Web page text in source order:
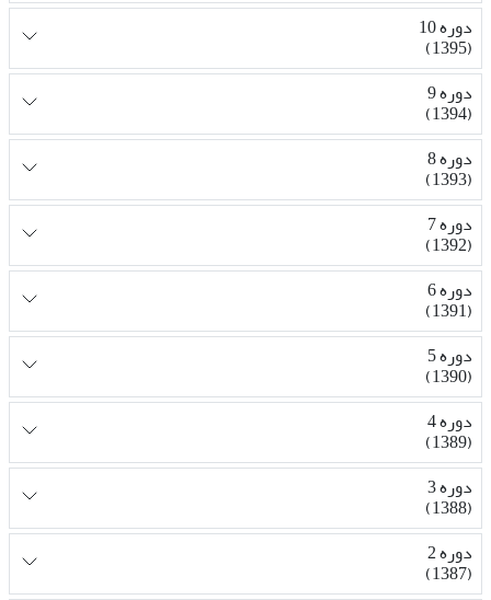
دوره 10
(1395)
دوره 9
(1394)
دوره 8
(1393)
دوره 7
(1392)
دوره 6
(1391)
دوره 5
(1390)
دوره 4
(1389)
دوره 3
(1388)
دوره 2
(1387)